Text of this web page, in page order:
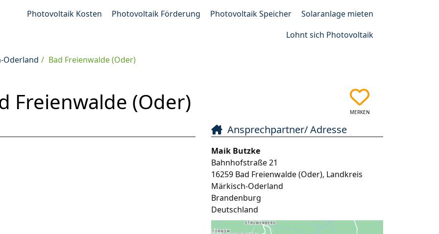
Photovoltaik Kosten Photovoltaik Förderung Photovoltaik Speicher
Solaranlage mieten
Lohnt sich Photovoltaik
Oderland Bad Freienwalde (Oder)
Freienwalde (Oder) MERKEN
Ansprechpartner/ Adresse
Maik Butzke
Bahnhofstraße 21
16259 Bad Freienwalde (Oder), Landkreis
Märkisch-Oderland
Brandenburg
Deutschland